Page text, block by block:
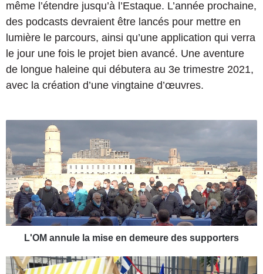
même l’étendre jusqu’à l’Estaque. L’année prochaine,
des podcasts devraient être lancés pour mettre en
lumière le parcours, ainsi qu’une application qui verra
le jour une fois le projet bien avancé. Une aventure
de longue haleine qui débutera au 3e trimestre 2021,
avec la création d’une vingtaine d’œuvres.
O
M
a
n
n
u
l
a
L'OM annule la mise en demeure des supporters
U